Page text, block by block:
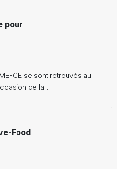
pour
CE se sont retrouvés au
de la…
Food